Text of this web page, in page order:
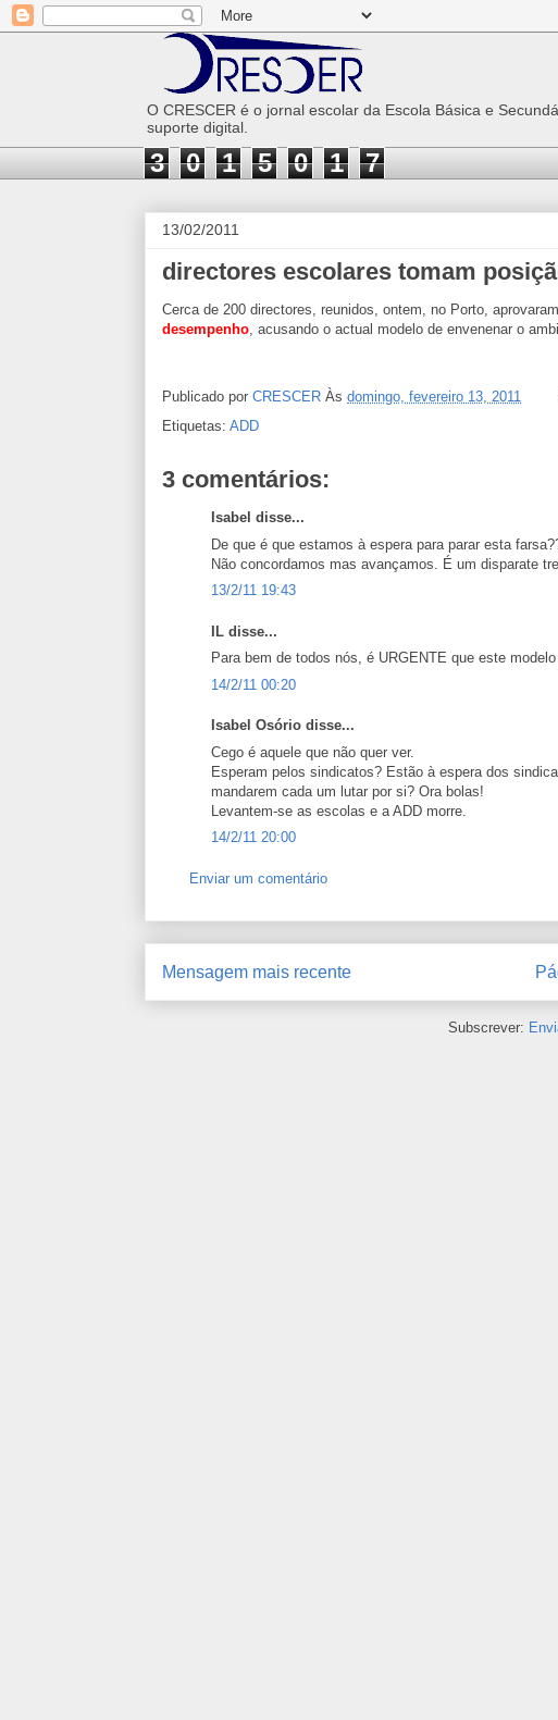
O CRESCER é o jornal escolar da Escola Básica e
suporte digital.
3 0 1 5 0 1 7
13/02/2011
directores escolares tomam
Cerca de 200 directores, reunidos, ontem, no Porto,
desempenho, acusando o actual modelo de envenenar o
Publicado por CRESCER Às domingo, fevereiro 13, 2011
Etiquetas: ADD
3 comentários:
Isabel disse...
De que é que estamos à espera para parar esta
Não concordamos mas avançamos. É um disparate
13/2/11 19:43
IL disse...
Para bem de todos nós, é URGENTE que este
14/2/11 00:20
Isabel Osório disse...
Cego é aquele que não quer ver.
Esperam pelos sindicatos? Estão à espera dos
mandarem cada um lutar por si? Ora bolas!
Levantem-se as escolas e a ADD morre.
14/2/11 20:00
Enviar um comentário
Mensagem mais recente
Subscrever: